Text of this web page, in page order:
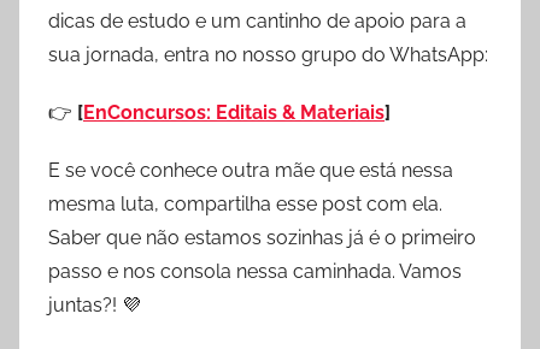
dicas de estudo e um cantinho de apoio para a
sua jornada, entra no nosso grupo do WhatsApp:
👉 [EnConcursos: Editais & Materiais]
E se você conhece outra mãe que está nessa
mesma luta, compartilha esse post com ela.
Saber que não estamos sozinhas já é o primeiro
passo e nos consola nessa caminhada. Vamos
juntas?! 💜